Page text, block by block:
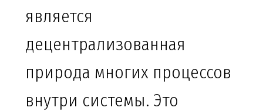
является
децентрализованная
природа многих процессов
внутри системы. Это